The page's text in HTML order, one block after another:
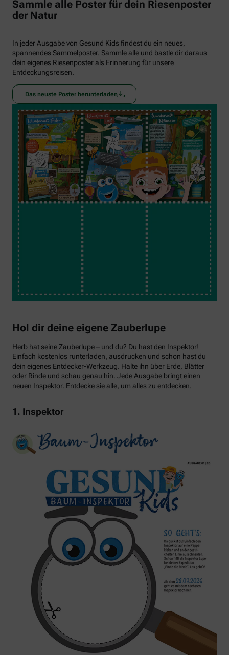
Sammle alle Poster für dein Riesenposter
der Natur
In jeder Ausgabe von Gesund Kids findest du ein neues,
spannendes Sammelposter. Sammle alle und bastle dir daraus
dein eigenes Riesenposter als Erinnerung für unsere
Entdeckungsreisen.
Das neuste Poster herunterladen
Hol dir deine eigene Zauberlupe
Herb hat seine Zauberlupe – und du? Du hast den Inspektor!
Einfach kostenlos runterladen, ausdrucken und schon hast du
dein eigenes Entdecker-Werkzeug. Halte ihn über Erde, Blätter
oder Rinde und schau genau hin. Jede Ausgabe bringt einen
neuen Inspektor. Entdecke sie alle, um alles zu entdecken.
1. Inspektor